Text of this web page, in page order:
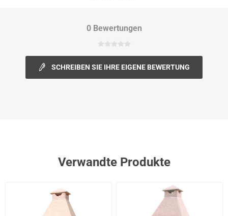
0 Bewertungen
SCHREIBEN SIE IHRE EIGENE BEWERTUNG
Verwandte Produkte